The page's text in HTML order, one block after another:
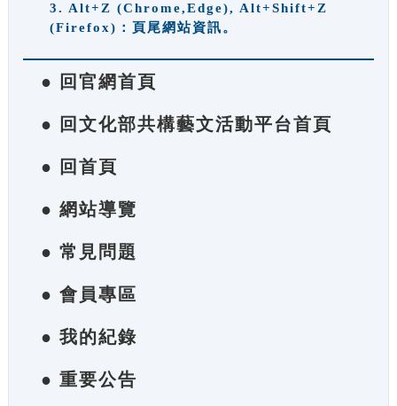
3. Alt+Z (Chrome,Edge), Alt+Shift+Z
(Firefox)：頁尾網站資訊。
● 回官網首頁
● 回文化部共構藝文活動平台首頁
● 回首頁
● 網站導覽
● 常見問題
● 會員專區
● 我的紀錄
● 重要公告